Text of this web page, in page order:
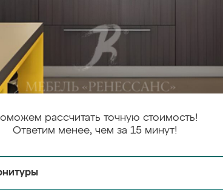
рассчитать точную стоимость!
Ответим менее, чем за 15 минут!